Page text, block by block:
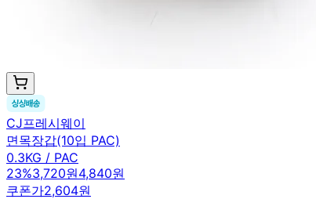
CJ프레시웨이
면목장갑(10입 PAC)
0.3KG / PAC
23%3,720원4,840원
쿠폰가2,604원